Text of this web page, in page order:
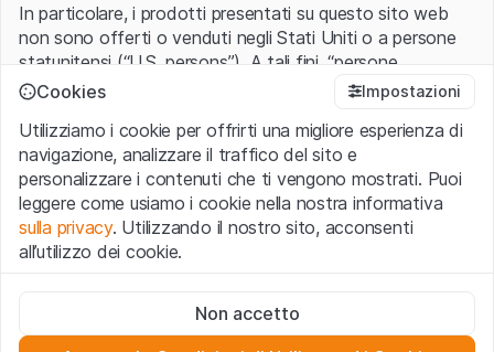
In particolare, i prodotti presentati su questo sito web
non sono offerti o venduti negli Stati Uniti o a persone
statunitensi (“U.S. persons”). A tali fini, “persone
statunitensi” vanno intese nel significato ad esse ascritto
1933 che include le persone residenti negli Stati Uniti
d’America, le società per azioni e le altre forme societarie
americane.
Condizioni di utilizzo e informazioni legali
Con l’accesso al sito web (di seguito, il “Sito”) si dichiara
avvertenze importanti e le condizioni di utilizzo ivi rese
Cookies Impostazioni
Utilizziamo i cookie per offrirti una migliore esperienza di
navigazione, analizzare il traffico del sito e
personalizzare i contenuti che ti vengono mostrati. Puoi
leggere come usiamo i cookie nella nostra informativa
sulla privacy. Utilizzando il nostro sito, acconsenti
all’utilizzo dei cookie.
Questi cookie sono necessari per il funzionamento del sito
web e non possono essere disattivati.
Non accetto